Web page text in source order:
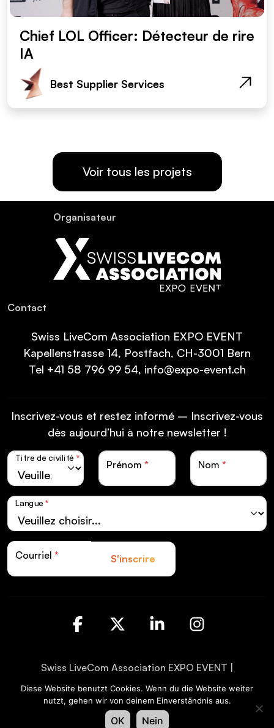
Chief LOL Officer: Détecteur de rire
IA
Best Supplier Services
Voir tous les projets
Organisateur
Contact
Swiss LiveCom Association EXPO EVENT
Kapellenstrasse 14, Postfach, CH-3001 Bern
Tel +41 58 796 99 54, info@expo-event.ch
Inscrivez-vous et restez informé – Inscrivez-vous
dès aujourd’hui à notre newsletter !
Titre de civilité *
Prénom * Nom *
Langue *
Courriel * S'inscrire
Facebook LinkedIn
Swiss LiveCom Association EXPO EVENT |
Kapellenstrasse 14 | Postfach CH-3001 Bern
Protection des données
Diese Website benutzt Cookies. Wenn du die Website weiter
nutzt, gehen wir von deinem Einverständnis aus.
OK Nein